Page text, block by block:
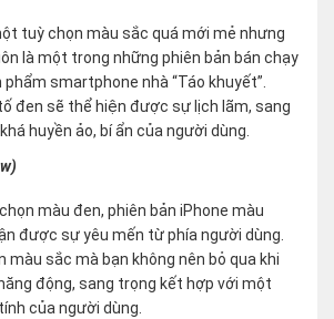
tuỳ chọn màu sắc quá mới mẻ nhưng
là một trong những phiên bản bán chạy
smartphone nhà “Táo khuyết”.
đen sẽ thể hiện được sự lịch lãm, sang
huyền ảo, bí ẩn của người dùng.
màu đen, phiên bản iPhone màu
được sự yêu mến từ phía người dùng.
màu sắc mà bạn không nên bỏ qua khi
động, sang trọng kết hợp với một
của người dùng.